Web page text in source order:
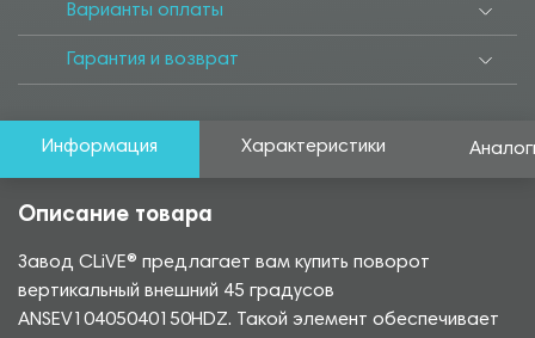
Варианты оплаты
Гарантия и возврат
Информация Характеристики
Описание товара
Завод CLiVE® предлагает вам купить поворот
вертикальный внешний 45 градусов
ANSEV10405040150HDZ. Такой элемент обеспечивает